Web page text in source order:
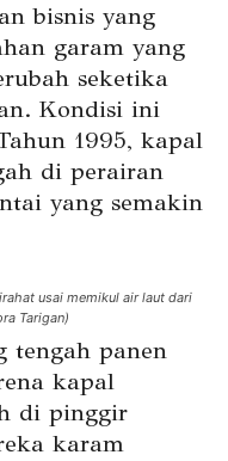
bisnis yang
garam yang
seketika
Kondisi ini
1995, kapal
di perairan
yang semakin
usai memikul air laut dari
Tarigan)
tengah panen
kapal
di pinggir
karam